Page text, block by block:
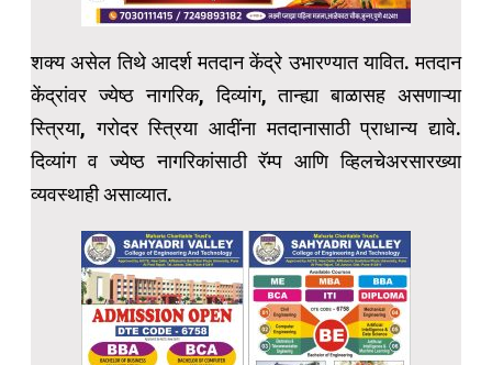
शक्य असेल तिथे आदर्श मतदान केंद्रे उभारण्यात यावित. मतदान
केंद्रांवर ज्येष्ठ नागरिक, दिव्यांग, तान्ह्या बाळासह असणाऱ्या
स्त्रिया, गरोदर स्त्रिया आदींना मतदानासाठी प्राधान्य द्यावे.
दिव्यांग व ज्येष्ठ नागरिकांसाठी रॅम्प आणि व्हिलचेअरसारख्या
व्यवस्थाही असाव्यात.